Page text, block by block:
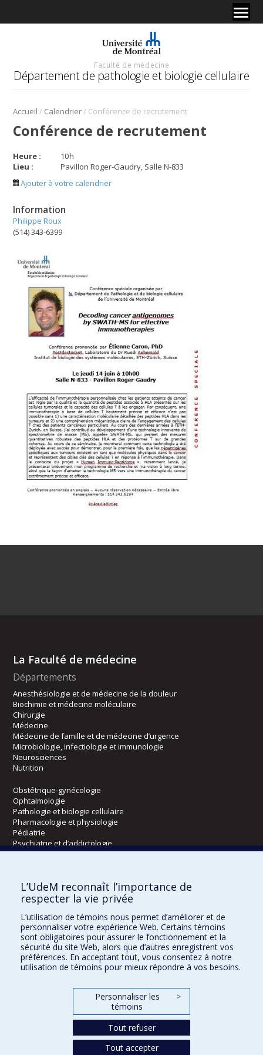
Faculté de médecine
Département de pathologie et biologie cellulaire
Accueil / Calendrier/ Conférence de recrutement
Conférence de recrutement
Heure : 10h
Lieu :
Pavillon Roger-Gaudry, Salle N-833
Ajouter à votre calendrier
Information
Philippe Roux
(514) 343-6399
La Faculté de médecine
Départements
Anesthésiologie et de médecine de la douleur
Biochimie et médecine moléculaire
Chirurgie
Médecine
Médecine de famille et de médecine d’urgence
Microbiologie, infectiologie et immunologie
Neurosciences
Nutrition
Obstétrique-gynécologie
Ophtalmologie
Pathologie et biologie cellulaire
Pharmacologie et physiologie
Pédiatrie
Psychiatrie et d’addictologie
Radiologie, radio-oncologie et médecine nucléaire
Écoles
Orthophonie et audiologie
Réadaptation
Directions
L’UdeM reconnaît l’importance de
respecter la vie privée
L’utilisation de témoins nous permet d’améliorer et de
personnaliser votre expérience Web. Certains témoins
sont obligatoires pour assurer le fonctionnement et la
sécurité du site Web, alors que d’autres enregistrent vos
préférences. En acceptant tout, vous consentez à notre
utilisation de témoins pour mieux répondre à vos besoins.
Personnaliser les
témoins
>
Tout refuser
Tout accepter